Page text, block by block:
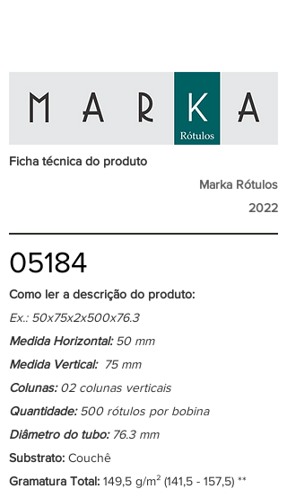
Ficha técnica do produto
Marka Rótulos
2022
05184
Como ler a descrição do produto:
Ex.: 50x75x2x500x76.3
Medida Horizontal:50 mm
Medida Vertical: 75 mm
Colunas:02 colunas verticais
Quantidade:500 rótulos por bobina
Diâmetro do tubo: 76.3 mm
Substrato: Couchê
Gramatura Total: 149,5 g/m² (141,5 - 157,5) **